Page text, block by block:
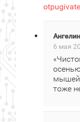
6 мая
мышей
тоже